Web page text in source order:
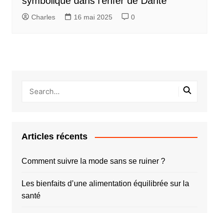
Charles 16 mai 2025 0
Articles récents
Comment suivre la mode sans se ruiner ?
Les bienfaits d’une alimentation équilibrée sur la
santé